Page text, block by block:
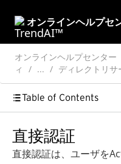
オンラインヘルプセ
オンラインヘルプセンター
ィ
... ディレクトリサ
Table of Contents
直接認証
直接認証は、ユーザを